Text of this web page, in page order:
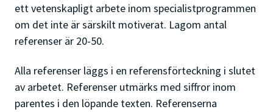
ett vetenskapligt arbete inom specialistprogrammen
om det inte är särskilt motiverat. Lagom antal
referenser är 20-50.
Alla referenser läggs i en referensförteckning i slutet
av arbetet. Referenser utmärks med siffror inom
parentes i den löpande texten. Referenserna